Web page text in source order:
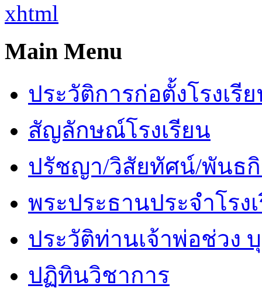
xhtml
Main Menu
ประวัติการก่อตั้งโรงเรี
สัญลักษณ์โรงเรียน
ปรัชญา/วิสัยทัศน์/พันธ
พระประธานประจำโรง
ประวัติท่านเจ้าพ่อช่วง
ปฏิทินวิชาการ